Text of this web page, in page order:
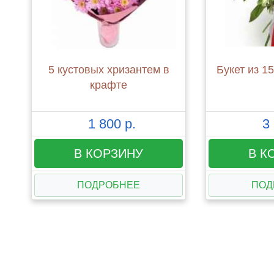
5 кустовых хризантем в
крафте
1 800 р.
В КОРЗИНУ
ПОДРОБНЕЕ
Букет из
3
В